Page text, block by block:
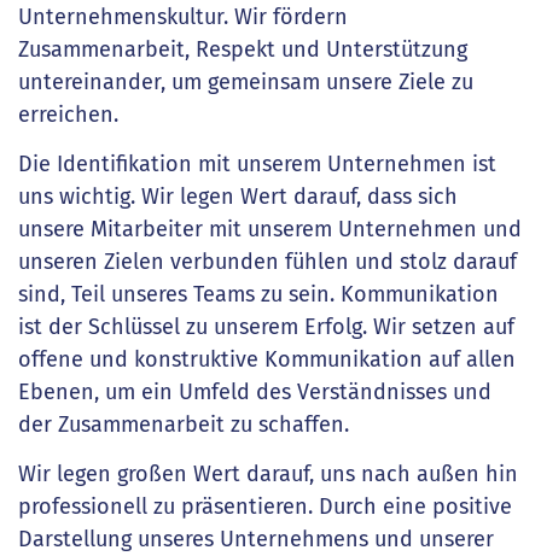
Unternehmenskultur. Wir fördern
Zusammenarbeit, Respekt und Unterstützung
untereinander, um gemeinsam unsere Ziele zu
erreichen.
Die Identifikation mit unserem Unternehmen ist
uns wichtig. Wir legen Wert darauf, dass sich
unsere Mitarbeiter mit unserem Unternehmen und
unseren Zielen verbunden fühlen und stolz darauf
sind, Teil unseres Teams zu sein. Kommunikation
ist der Schlüssel zu unserem Erfolg. Wir setzen auf
offene und konstruktive Kommunikation auf allen
Ebenen, um ein Umfeld des Verständnisses und
der Zusammenarbeit zu schaffen.
Wir legen großen Wert darauf, uns nach außen hin
professionell zu präsentieren. Durch eine positive
Darstellung unseres Unternehmens und unserer